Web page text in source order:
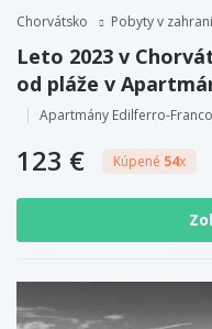
Chorvátsko Pobyty v
Leto 2023 v
od pláže v
Apartmány Edilferro-Franco
123 € Kúpené 54x